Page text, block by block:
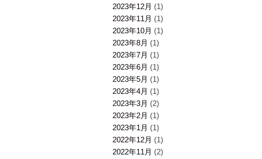
2023年12月 (1)
2023年11月 (1)
2023年10月 (1)
2023年8月 (1)
2023年7月 (1)
2023年6月 (1)
2023年5月 (1)
2023年4月 (1)
2023年3月 (2)
2023年2月 (1)
2023年1月 (1)
2022年12月 (1)
2022年11月 (2)